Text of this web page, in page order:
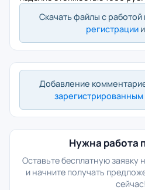
Скачать файлы с
регистрации
Добавление
зарегистрированным
Нужна работа
Оставьте бесплатную заявку
и начните получать
сейчас!